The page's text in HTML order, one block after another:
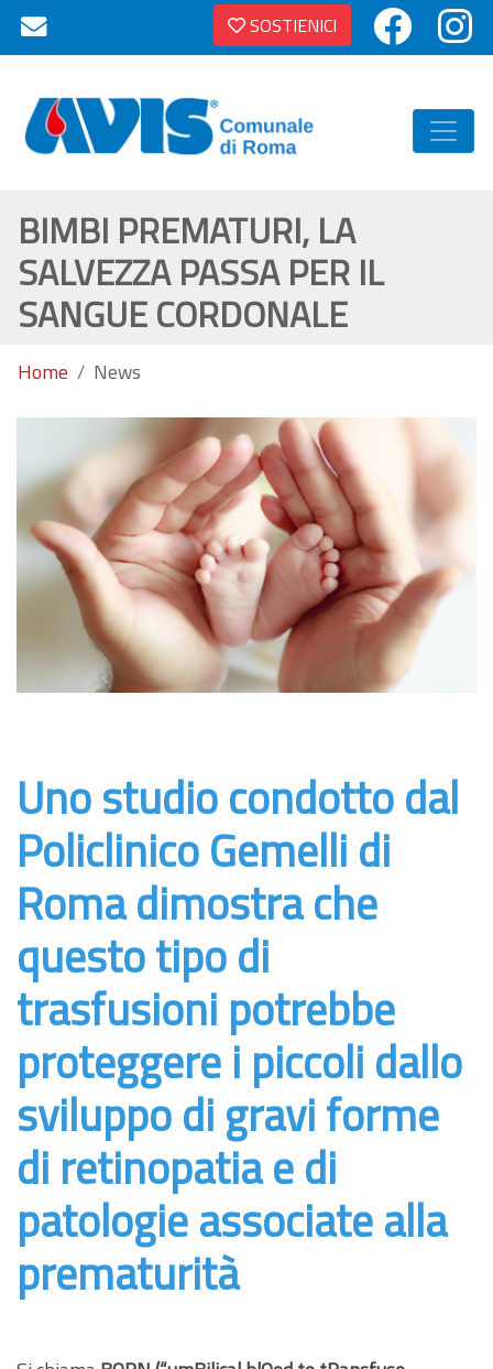
SOSTIENICI
BIMBI PREMATURI, LA
SALVEZZA PASSA PER IL
SANGUE CORDONALE
Home News
Uno studio condotto dal
Policlinico Gemelli di
Roma dimostra che
questo tipo di
trasfusioni potrebbe
proteggere i piccoli dallo
sviluppo di gravi forme
di retinopatia e di
patologie associate alla
prematurità